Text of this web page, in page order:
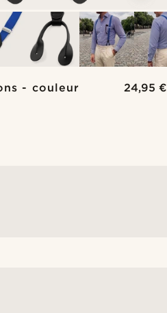
- couleur
24,95 €